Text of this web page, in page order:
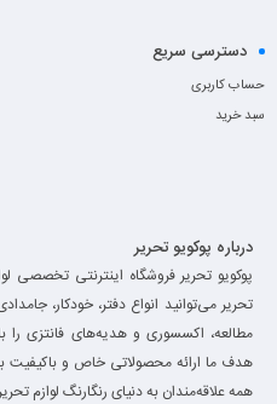
دسترسی سریع
حساب کاربری
سبد خرید
درباره پوکویو تحریر
پوکویو تحریر فروشگاه اینترنتی تخصصی
تحریر می‌توانید انواع دفتر، خودکار،
مطالعه، اکسسوری و هدیه‌های فانتزی را
هدف ما ارائه محصولاتی خاص و باکیفیت
همه علاقه‌مندان به دنیای رنگارنگ لوازم